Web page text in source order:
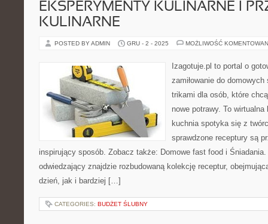
EKSPERYMENTY KULINARNE I
KULINARNE
POSTED BY ADMIN GRU - 2 - 2025 MOŻLIWOŚĆ
Izagotuje.pl to portal o
zamiłowanie do
trikami dla osób, które
nowe potrawy. To
kuchnia spotyka się z
sprawdzone receptury są
inspirujący sposób. Zobacz także: Domowe fast food i
odwiedzający znajdzie rozbudowaną kolekcję receptur,
dzień, jak i bardziej […]
CATEGORIES: BUDŻET ŚLUBNY